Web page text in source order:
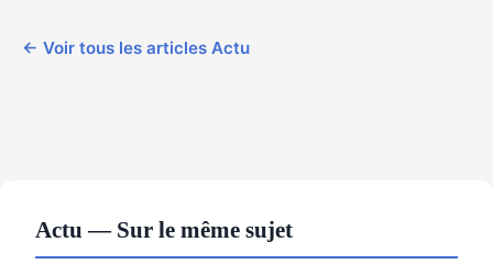
← Voir tous les articles Actu
Actu — Sur le même sujet